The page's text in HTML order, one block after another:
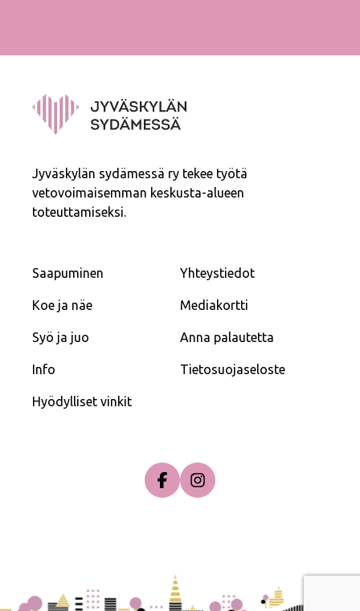
Jyväskylän sydämessä ry tekee työtä
vetovoimaisemman keskusta-alueen
toteuttamiseksi.
Saapuminen
Koe ja näe
Syö ja juo
Info
Hyödylliset vinkit
Yhteystiedot
Mediakortti
Anna palautetta
Tietosuojaseloste